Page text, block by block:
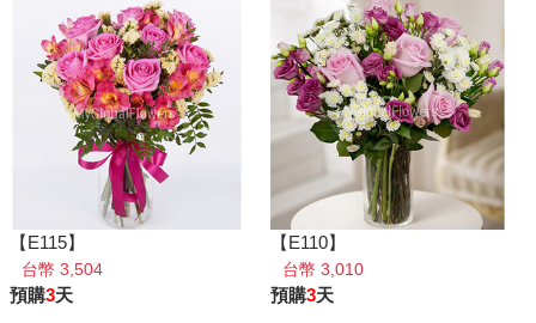
【E115】
台幣 3,504
預購3天
【E110】
台幣 3,010
預購3天